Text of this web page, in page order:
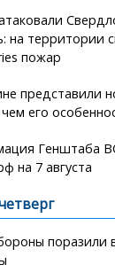
на территории
пожар
представили
его
Генштаба
на 7 августа
поразили